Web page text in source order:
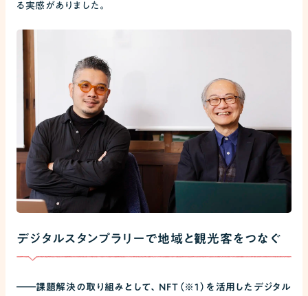
る実感がありました。
デジタルスタンプラリーで地域と観光客をつなぐ
――課題解決の取り組みとして、NFT（※1）を活用したデジタル